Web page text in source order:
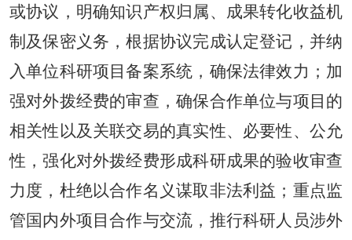
或协议，明确知识产权归属、成果转化收益机
制及保密义务，根据协议完成认定登记，并纳
入单位科研项目备案系统，确保法律效力；加
强对外拨经费的审查，确保合作单位与项目的
相关性以及关联交易的真实性、必要性、公允
性，强化对外拨经费形成科研成果的验收审查
力度，杜绝以合作名义谋取非法利益；重点监
管国内外项目合作与交流，推行科研人员涉外